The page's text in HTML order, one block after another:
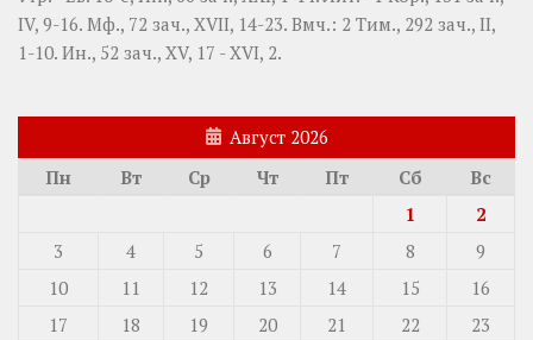
IV, 9-16. Мф., 72 зач., XVII, 14-23. Вмч.: 2 Тим., 292 зач., II,
1-10. Ин., 52 зач., XV, 17 - XVI, 2.
Август 2026
Пн
Вт Ср Чт Пт Сб
Вс
1
2
3
4 5 6 7 8
9
10
11 12 13 14 15
16
17
18 19 20 21 22
23